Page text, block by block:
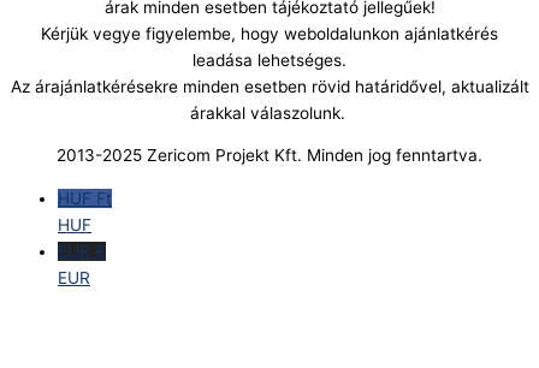
árak minden esetben tájékoztató jellegűek!
Kérjük vegye figyelembe, hogy weboldalunkon ajánlatkérés
leadása lehetséges.
Az árajánlatkérésekre minden esetben rövid határidővel, aktualizált
árakkal válaszolunk.
2013-2025 Zericom Projekt Kft. Minden jog fenntartva.
HUF Ft
HUF
EUR €
EUR